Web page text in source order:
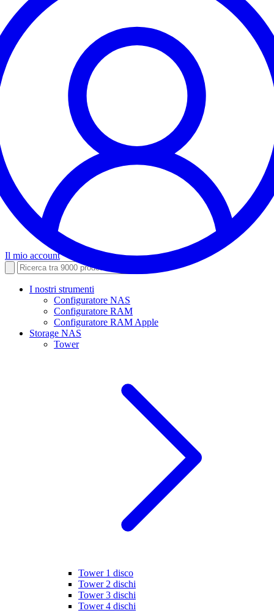
Il mio account
I nostri strumenti
Configuratore NAS
Configuratore RAM
Configuratore RAM Apple
Storage NAS
Tower
Tower 1 disco
Tower 2 dischi
Tower 3 dischi
Tower 4 dischi